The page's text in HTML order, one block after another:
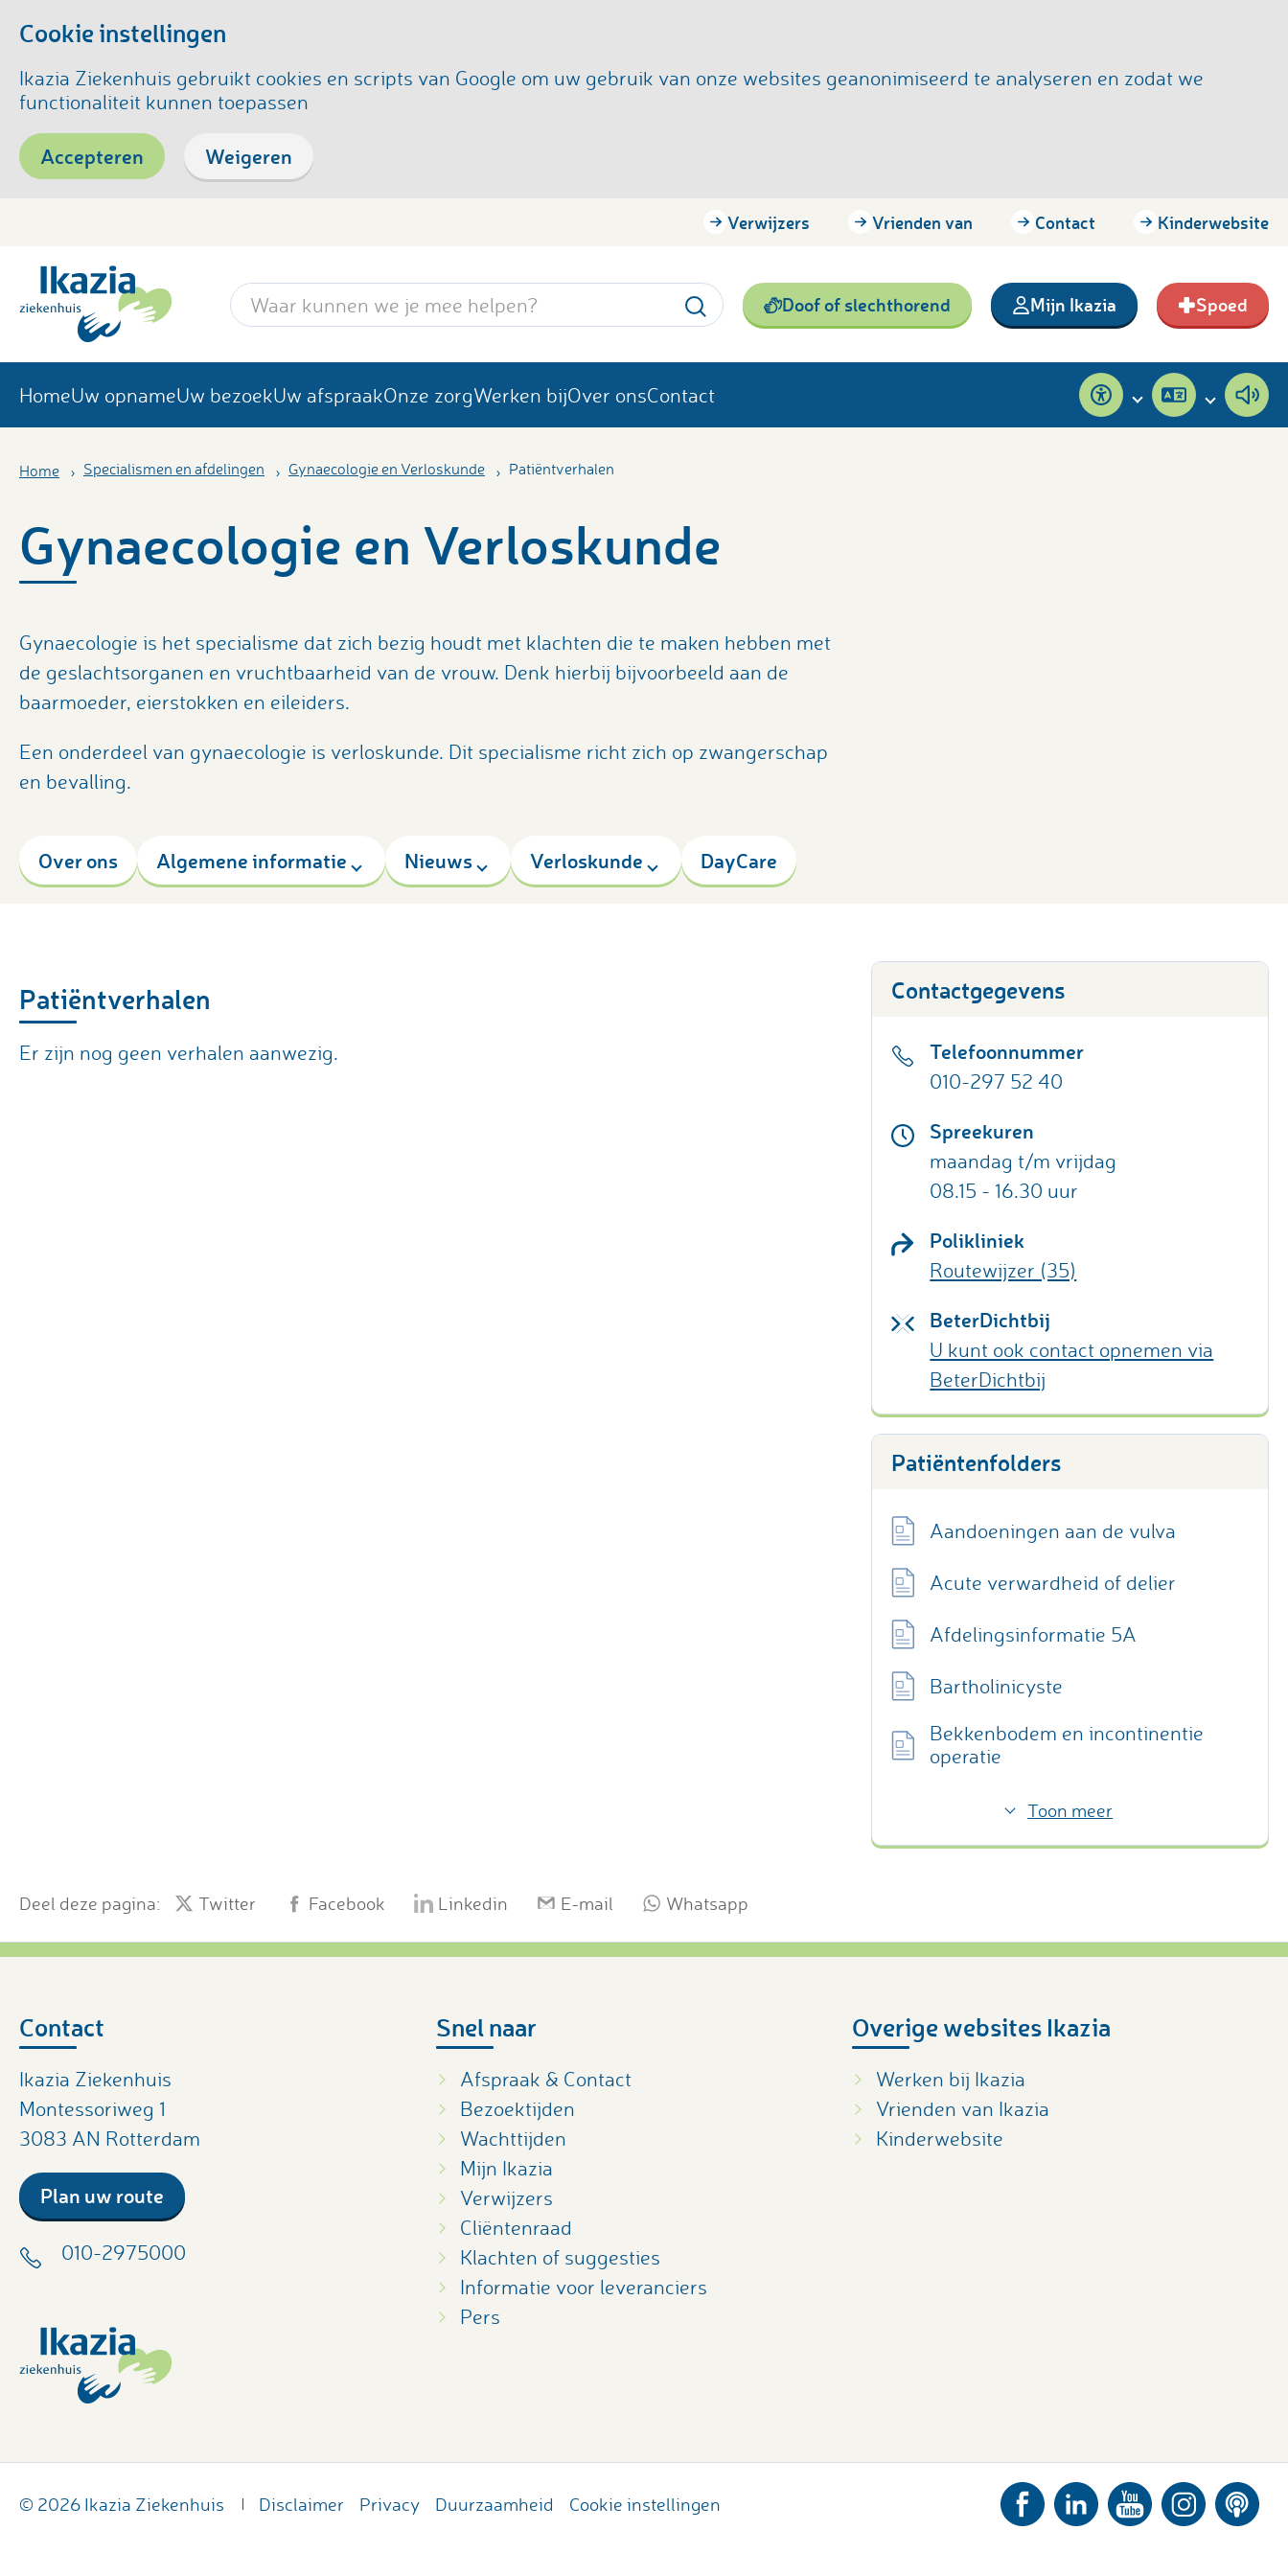
Cookie instellingen
Ikazia Ziekenhuis gebruikt cookies en scripts van Google om uw gebruik van onze websites geanonimiseerd te analyseren en zodat we
functionaliteit kunnen toepassen
Accepteren Weigeren
Verwijzers Vrienden van Contact Kinderwebsite
Zoekwoord Doof of slechthorend Mijn Ikazia Spoed
HomeUw opnameUw bezoekUw afspraakOnze zorgWerken bijOver onsContact Toegankelijkheid
Pagina
vertalen
Home Specialismen en afdelingen Gynaecologie en Verloskunde Patiëntverhalen
Gynaecologie en Verloskunde
Gynaecologie is het specialisme dat zich bezig houdt met klachten die te maken hebben met
de geslachtsorganen en vruchtbaarheid van de vrouw. Denk hierbij bijvoorbeeld aan de
baarmoeder, eierstokken en eileiders.
Een onderdeel van gynaecologie is verloskunde. Dit specialisme richt zich op zwangerschap
en bevalling.
Over ons Algemene informatie Nieuws Verloskunde DayCare
Patiëntverhalen
Er zijn nog geen verhalen aanwezig.
Contactgegevens
Telefoonnummer
010-297 52 40
Spreekuren
maandag t/m vrijdag
08.15 - 16.30 uur
Polikliniek
Routewijzer (35)
BeterDichtbij
U kunt ook contact opnemen via
BeterDichtbij
Patiëntenfolders
Aandoeningen aan de vulva
Acute verwardheid of delier
Afdelingsinformatie 5A
Bartholinicyste
Bekkenbodem en incontinentie
operatie
Toon meer
Deel deze pagina: Twitter Facebook Linkedin E-mail Whatsapp
Contact
Ikazia Ziekenhuis
Montessoriweg 1
3083 AN Rotterdam
Plan uw route
010-2975000
Snel naar
Afspraak & Contact
Bezoektijden
Wachttijden
Mijn Ikazia
Verwijzers
Cliëntenraad
Klachten of suggesties
Informatie voor leveranciers
Pers
Overige websites Ikazia
Werken bij Ikazia
Vrienden van Ikazia
Kinderwebsite
© 2026 Ikazia Ziekenhuis Disclaimer Privacy Duurzaamheid Cookie instellingen